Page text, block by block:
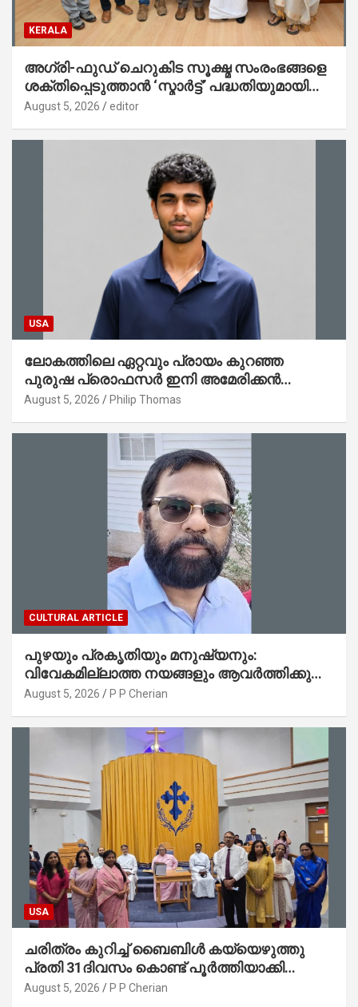
KERALA
അഗ്രി-ഫുഡ് ചെറുകിട സൂക്ഷ്മ സംരംഭങ്ങളെ
ശക്തിപ്പെടുത്താന്‍ ‘സ്മാര്‍ട്ട്’ പദ്ധതിയുമായി
കേര; ലോഗോ മുഖ്യമന്ത്രി പ്രകാശനം
August 5, 2026 editor
USA
ലോകത്തിലെ ഏറ്റവും പ്രായം കുറഞ്ഞ
പുരുഷ പ്രൊഫസർ ഇനി അമേരിക്കൻ
മലയാളി നേഥൻ തോമസ്
August 5, 2026 Philip Thomas
CULTURAL ARTICLE
പുഴയും പ്രകൃതിയും മനുഷ്യനും:
വിവേകമില്ലാത്ത നയങ്ങളും ആവർത്തിക്കുന്ന
ദുരന്തങ്ങളും : റവ. ജെയിംസ് കെ.
August 5, 2026 P P Cherian
USA
ചരിത്രം കുറിച്ച് ബൈബിൾ കയ്യെഴുത്തു
പ്രതി 31ദിവസം കൊണ്ട് പൂർത്തിയാക്കി
മാർത്തോമ്മാ ചർച്ച് ഓഫ് ഡാളസ് ഫാർമേഴ്‌സ്
August 5, 2026 P P Cherian